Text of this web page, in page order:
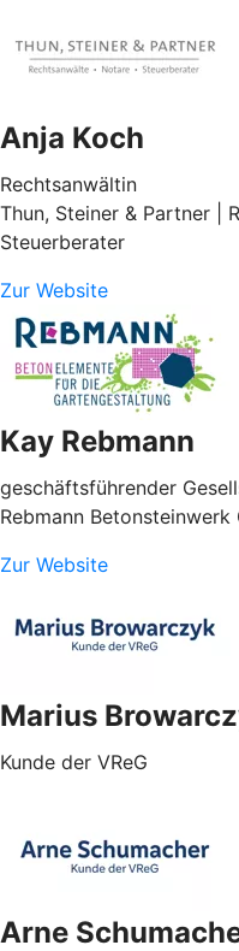
Anja Koch
Rechtsanwältin
Thun, Steiner & Partner |
Steuerberater
Zur Website
Kay Rebmann
geschäftsführender
Rebmann Betonsteinwerk
Zur Website
Marius
Kunde der VReG
Arne